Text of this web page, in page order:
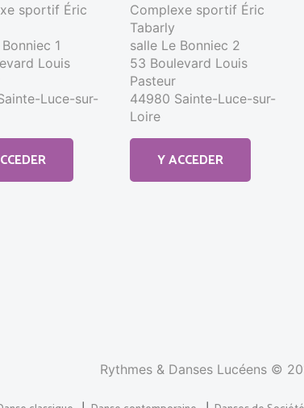
sportif Éric
1
Louis
Luce-sur-
Complexe sportif Éric
Tabarly
salle Le Bonniec 2
53 Boulevard Louis
Pasteur
44980 Sainte-Luce-sur-
Loire
Y ACCEDER
Rythmes & Danses Lucéens ©